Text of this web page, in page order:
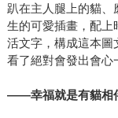
趴在主人腿上的貓
生的可愛插畫，配上
活文字，構成這本圖
看了絕對會發出會心
——幸福就是有貓